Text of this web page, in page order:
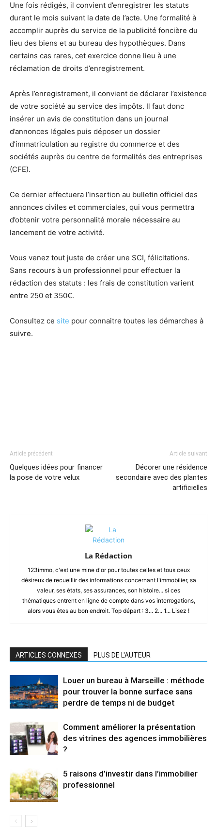
Une fois rédigés, il convient d’enregistrer les statuts
durant le mois suivant la date de l’acte. Une formalité à
accomplir auprès du service de la publicité foncière du
lieu des biens et au bureau des hypothèques. Dans
certains cas rares, cet exercice donne lieu à une
réclamation de droits d’enregistrement.
Après l’enregistrement, il convient de déclarer l’existence
de votre société au service des impôts. Il faut donc
insérer un avis de constitution dans un journal
d’annonces légales puis déposer un dossier
d’immatriculation au registre du commerce et des
sociétés auprès du centre de formalités des entreprises
(CFE).
Ce dernier effectuera l’insertion au bulletin officiel des
annonces civiles et commerciales, qui vous permettra
d’obtenir votre personnalité morale nécessaire au
lancement de votre activité.
Vous venez tout juste de créer une SCI, félicitations.
Sans recours à un professionnel pour effectuer la
rédaction des statuts : les frais de constitution varient
entre 250 et 350€.
Consultez ce site pour connaitre toutes les démarches à
suivre.
Article précédent
Quelques idées pour financer
la pose de votre velux
Article suivant
Décorer une résidence
secondaire avec des plantes
artificielles
La Rédaction
123immo, c'est une mine d'or pour toutes celles et tous ceux
désireux de recueillir des informations concernant l'immobilier, sa
valeur, ses états, ses assurances, son histoire... si ces
thématiques entrent en ligne de compte dans vos interrogations,
alors vous êtes au bon endroit. Top départ : 3... 2... 1... Lisez !
ARTICLES CONNEXES PLUS DE L'AUTEUR
Louer un bureau à Marseille : méthode
pour trouver la bonne surface sans
perdre de temps ni de budget
Comment améliorer la présentation
des vitrines des agences immobilières
?
5 raisons d’investir dans l’immobilier
professionnel